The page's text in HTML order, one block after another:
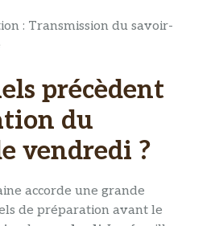
: Transmission du savoir-
précèdent
du
vendredi ?
accorde une grande
de préparation avant le